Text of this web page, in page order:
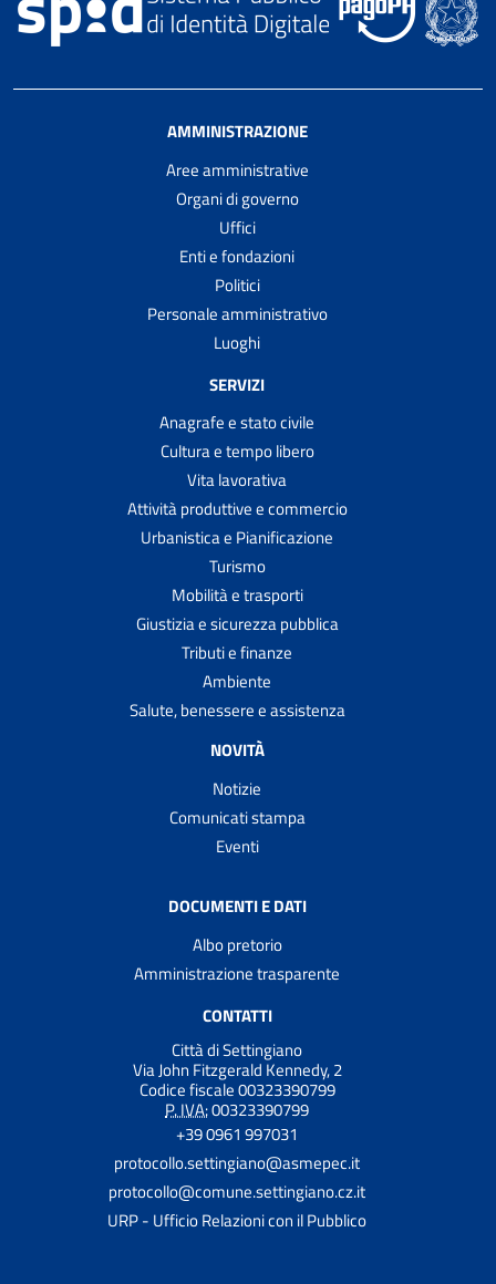
AMMINISTRAZIONE
Aree amministrative
Organi di governo
Uffici
Enti e fondazioni
Politici
Personale amministrativo
Luoghi
SERVIZI
Anagrafe e stato civile
Cultura e tempo libero
Vita lavorativa
Attività produttive e commercio
Urbanistica e Pianificazione
Turismo
Mobilità e trasporti
Giustizia e sicurezza pubblica
Tributi e finanze
Ambiente
Salute, benessere e assistenza
NOVITÀ
Notizie
Comunicati stampa
Eventi
DOCUMENTI E DATI
Albo pretorio
Amministrazione trasparente
CONTATTI
Città di Settingiano
Via John Fitzgerald Kennedy, 2
Codice fiscale 00323390799
P. IVA:00323390799
+39 0961 997031
protocollo.settingiano@asmepec.it
protocollo@comune.settingiano.cz.it
URP - Ufficio Relazioni con il Pubblico